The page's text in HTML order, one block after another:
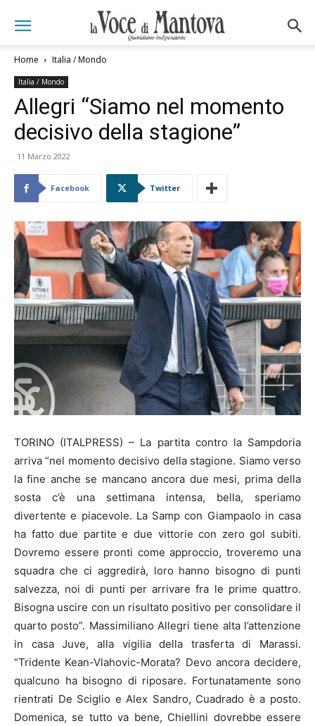
Home Italia / Mondo
Italia / Mondo
Allegri “Siamo nel momento
decisivo della stagione”
11 Marzo 2022
Facebook Twitter
TORINO (ITALPRESS) – La partita contro la Sampdoria
arriva “nel momento decisivo della stagione. Siamo verso
la fine anche se mancano ancora due mesi, prima della
sosta c’è una settimana intensa, bella, speriamo
divertente e piacevole. La Samp con Giampaolo in casa
ha fatto due partite e due vittorie con zero gol subiti.
Dovremo essere pronti come approccio, troveremo una
squadra che ci aggredirà, loro hanno bisogno di punti
salvezza, noi di punti per arrivare fra le prime quattro.
Bisogna uscire con un risultato positivo per consolidare il
quarto posto”. Massimiliano Allegri tiene alta l’attenzione
in casa Juve, alla vigilia della trasferta di Marassi.
“Tridente Kean-Vlahovic-Morata? Devo ancora decidere,
qualcuno ha bisogno di riposare. Fortunatamente sono
rientrati De Sciglio e Alex Sandro, Cuadrado è a posto.
Domenica, se tutto va bene, Chiellini dovrebbe essere